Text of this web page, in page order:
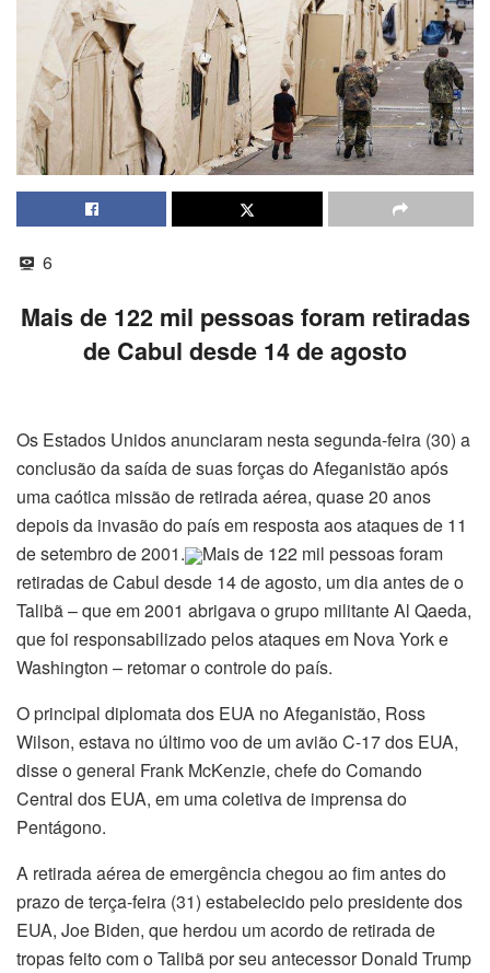
6
Mais de 122 mil pessoas foram retiradas
de Cabul desde 14 de agosto
Os Estados Unidos anunciaram nesta segunda-feira (30) a
conclusão da saída de suas forças do Afeganistão após
uma caótica missão de retirada aérea, quase 20 anos
depois da invasão do país em resposta aos ataques de 11
de setembro de 2001.
Mais de 122 mil pessoas foram
retiradas de Cabul desde 14 de agosto, um dia antes de o
Talibã – que em 2001 abrigava o grupo militante Al Qaeda,
que foi responsabilizado pelos ataques em Nova York e
Washington – retomar o controle do país.
O principal diplomata dos EUA no Afeganistão, Ross
Wilson, estava no último voo de um avião C-17 dos EUA,
disse o general Frank McKenzie, chefe do Comando
Central dos EUA, em uma coletiva de imprensa do
Pentágono.
A retirada aérea de emergência chegou ao fim antes do
prazo de terça-feira (31) estabelecido pelo presidente dos
EUA, Joe Biden, que herdou um acordo de retirada de
tropas feito com o Talibã por seu antecessor Donald Trump